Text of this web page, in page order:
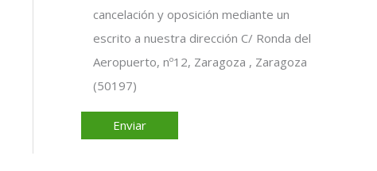
cancelación y oposición mediante un
escrito a nuestra dirección C/ Ronda del
Aeropuerto, nº12, Zaragoza , Zaragoza
(50197)